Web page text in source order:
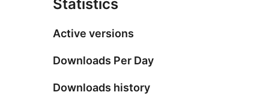
Statistics
Active versions
Downloads Per Day
Downloads history